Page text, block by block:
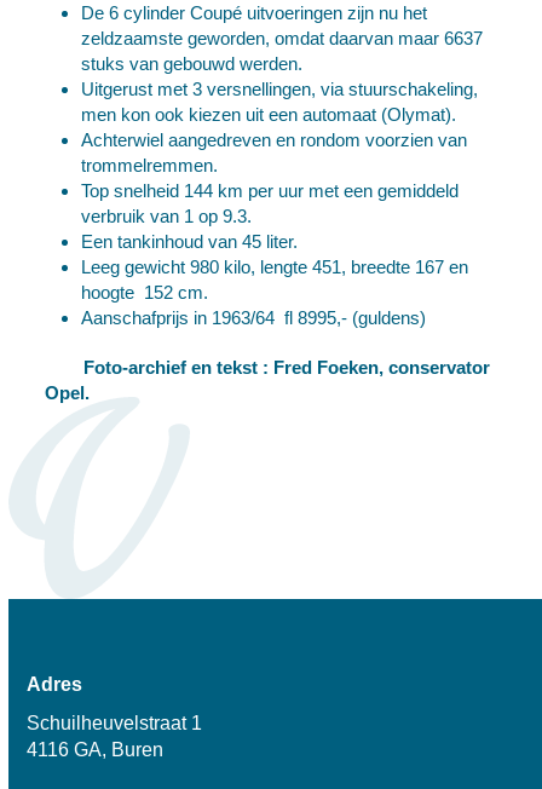
De 6 cylinder Coupé uitvoeringen zijn nu het
zeldzaamste geworden, omdat daarvan maar 6637
stuks van gebouwd werden.
Uitgerust met 3 versnellingen, via stuurschakeling,
men kon ook kiezen uit een automaat (Olymat).
Achterwiel aangedreven en rondom voorzien van
trommelremmen.
Top snelheid 144 km per uur met een gemiddeld
verbruik van 1 op 9.3.
Een tankinhoud van 45 liter.
Leeg gewicht 980 kilo, lengte 451, breedte 167 en
hoogte 152 cm.
Aanschafprijs in 1963/64 fl 8995,- (guldens)
Foto-archief en tekst : Fred Foeken, conservator
Opel.
Adres
Schuilheuvelstraat 1
4116 GA, Buren